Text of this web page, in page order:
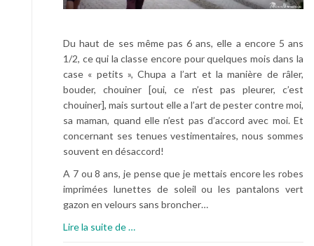
Du haut de ses même pas 6 ans, elle a encore 5 ans
1/2, ce qui la classe encore pour quelques mois dans la
case « petits », Chupa a l’art et la manière de râler,
bouder, chouiner [oui, ce n’est pas pleurer, c’est
chouiner], mais surtout elle a l’art de pester contre moi,
sa maman, quand elle n’est pas d’accord avec moi. Et
concernant ses tenues vestimentaires, nous sommes
souvent en désaccord!
A 7 ou 8 ans, je pense que je mettais encore les robes
imprimées lunettes de soleil ou les pantalons vert
gazon en velours sans broncher…
Lire la suite de…